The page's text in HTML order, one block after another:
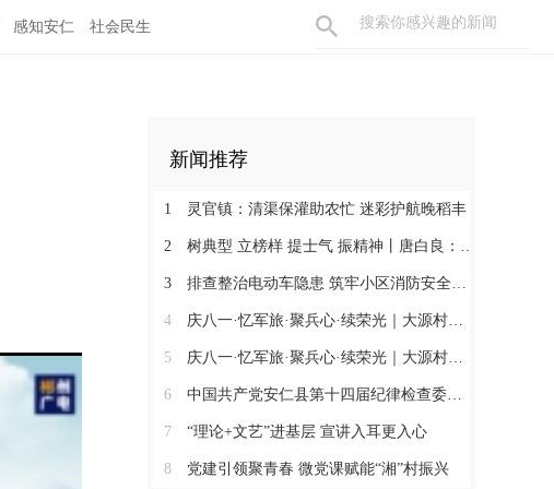
感知安仁 社会民生
新闻推荐
1 灵官镇：清渠保灌助农忙 迷彩护航晚稻丰
2 树典型 立榜样 提士气 振精神丨唐白良：三十载丹心映党徽 一腔热血暖万家
3 排查整治电动车隐患 筑牢小区消防安全防线
4 庆八一·忆军旅·聚兵心·续荣光｜大源村退役军人共话初心
5 庆八一·忆军旅·聚兵心·续荣光｜大源村退役军人共话初心
6 中国共产党安仁县第十四届纪律检查委员会召开第一次全体会议
7 “理论+文艺”进基层 宣讲入耳更入心
8 党建引领聚青春 微党课赋能“湘”村振兴